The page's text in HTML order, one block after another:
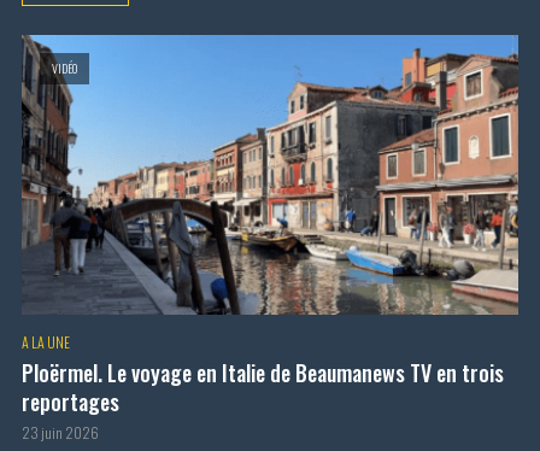
VIDÉO
A LA UNE
Ploërmel. Le voyage en Italie de Beaumanews TV en trois
reportages
23 juin 2026